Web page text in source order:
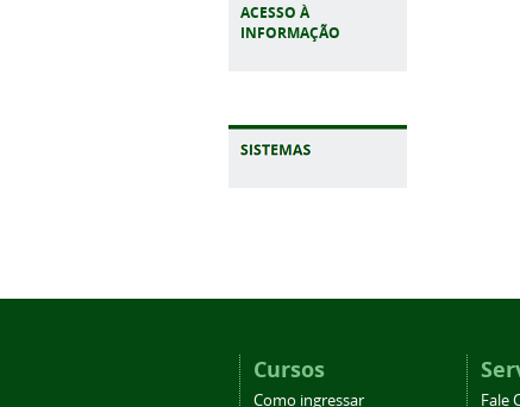
ACESSO À
INFORMAÇÃO
Cursos
Como ingressar Fale